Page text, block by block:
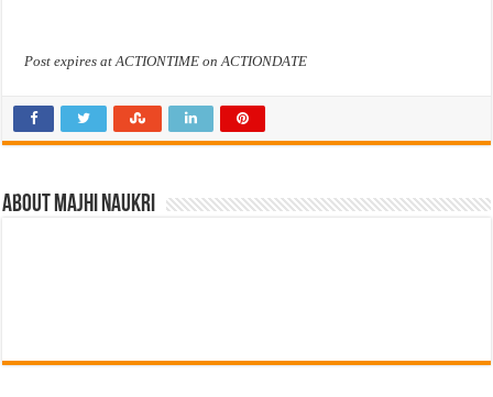
Post expires at ACTIONTIME on ACTIONDATE
About Majhi Naukri